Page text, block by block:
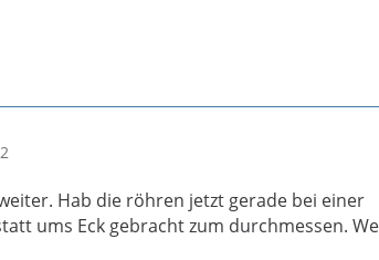
Hab die röhren jetzt gerade bei einer
ums Eck gebracht zum durchmessen.